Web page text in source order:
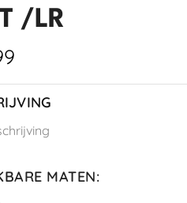
/LR
MATEN: